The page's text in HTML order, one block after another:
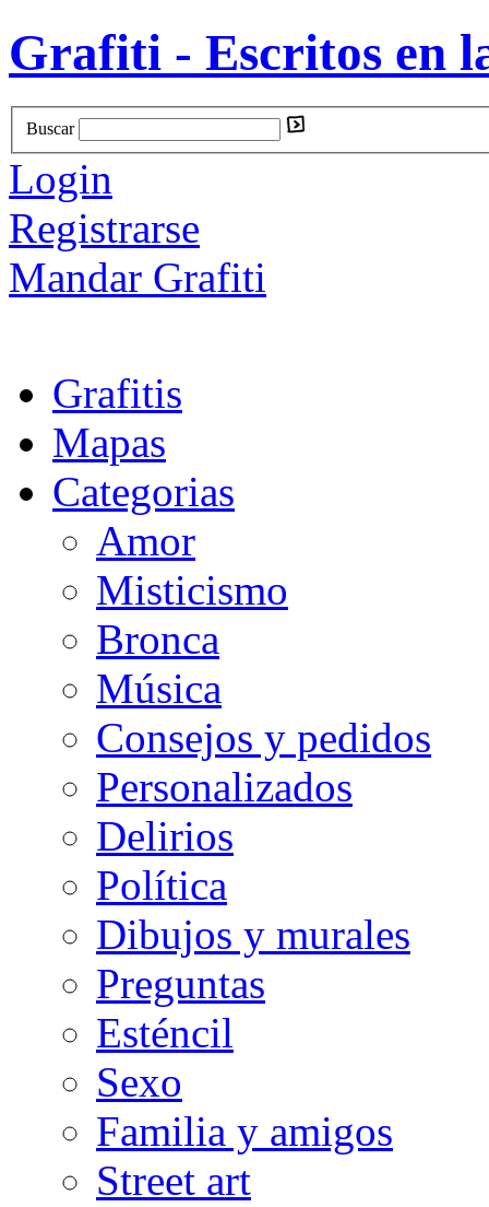
Grafiti - Escritos en
Buscar
Login
Registrarse
Mandar Grafiti
Grafitis
Mapas
Categorias
Amor
Misticismo
Bronca
Música
Consejos y pedidos
Personalizados
Delirios
Política
Dibujos y murales
Preguntas
Esténcil
Sexo
Familia y amigos
Street art